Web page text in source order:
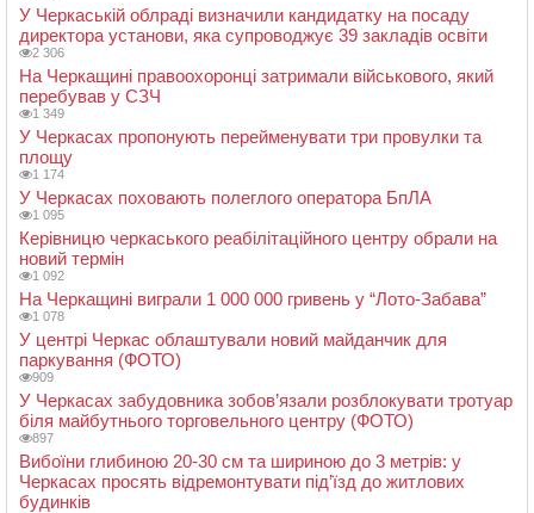
У Черкаській облраді визначили кандидатку на посаду
директора установи, яка супроводжує 39 закладів освіти
2 306
На Черкащині правоохоронці затримали військового, який
перебував у СЗЧ
1 349
У Черкасах пропонують перейменувати три провулки та
площу
1 174
У Черкасах поховають полеглого оператора БпЛА
1 095
Керівницю черкаського реабілітаційного центру обрали на
новий термін
1 092
На Черкащині виграли 1 000 000 гривень у “Лото-Забава”
1 078
У центрі Черкас облаштували новий майданчик для
паркування (ФОТО)
909
У Черкасах забудовника зобов’язали розблокувати тротуар
біля майбутнього торговельного центру (ФОТО)
897
Вибоїни глибиною 20-30 см та шириною до 3 метрів: у
Черкасах просять відремонтувати під’їзд до житлових
будинків